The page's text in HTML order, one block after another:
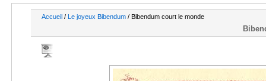
Accueil / Le joyeux Bibendum / Bibendum court le monde